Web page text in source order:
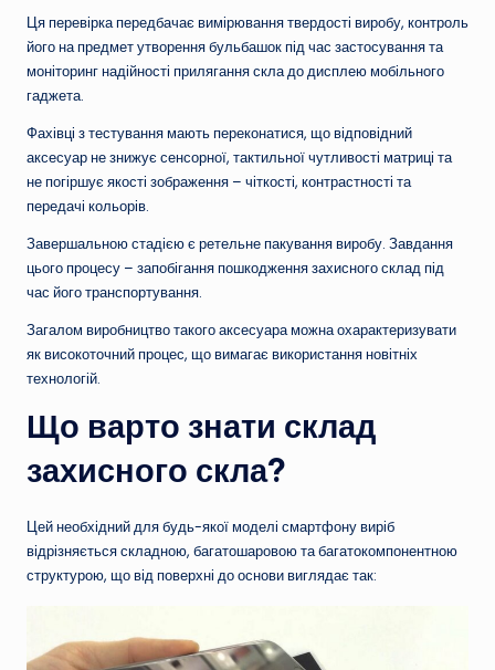
Ця перевірка передбачає вимірювання твердості виробу, контроль
його на предмет утворення бульбашок під час застосування та
моніторинг надійності прилягання скла до дисплею мобільного
гаджета.
Фахівці з тестування мають переконатися, що відповідний
аксесуар не знижує сенсорної, тактильної чутливості матриці та
не погіршує якості зображення – чіткості, контрастності та
передачі кольорів.
Завершальною стадією є ретельне пакування виробу. Завдання
цього процесу – запобігання пошкодження захисного склад під
час його транспортування.
Загалом виробництво такого аксесуара можна охарактеризувати
як високоточний процес, що вимагає використання новітніх
технологій.
Що варто знати склад
захисного скла?
Цей необхідний для будь-якої моделі смартфону виріб
відрізняється складною, багатошаровою та багатокомпонентною
структурою, що від поверхні до основи виглядає так: